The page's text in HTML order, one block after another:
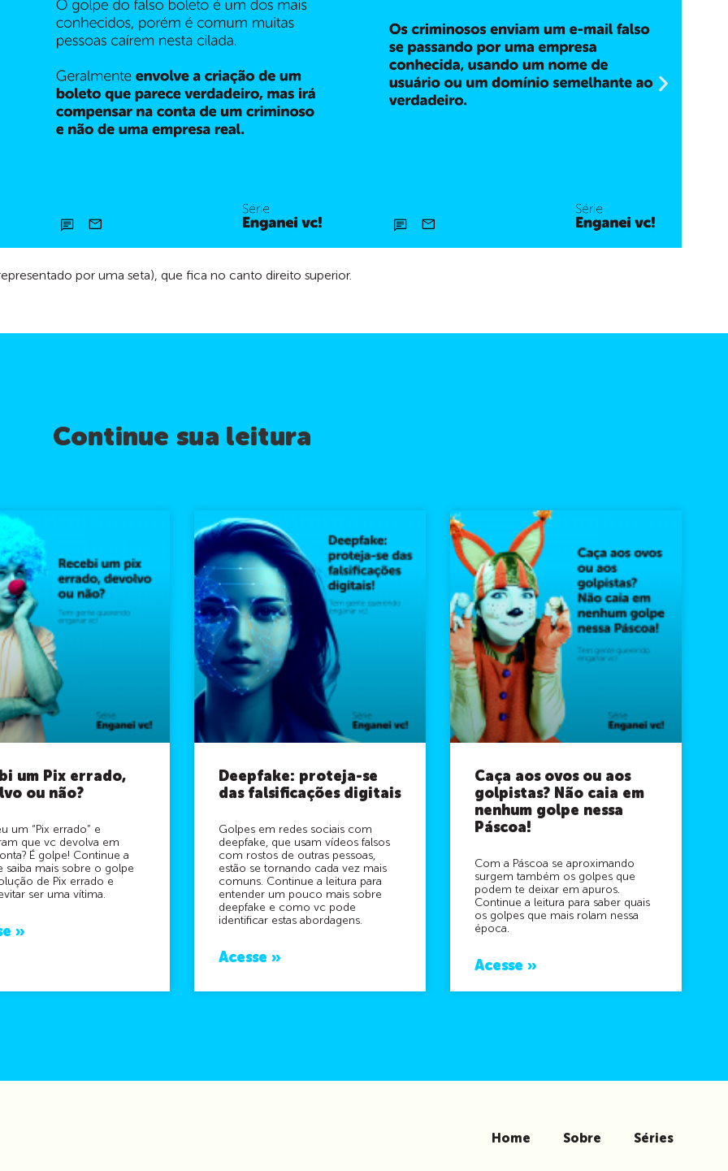
por uma seta), que fica no canto direito superior.
Continue sua leitura
um Pix errado,
ou não?
um “Pix errado” e
que vc devolva em
É golpe! Continue a
saiba mais sobre o golpe
de Pix errado e
ser uma vítima.
»
Deepfake: proteja-se
das falsificações digitais
Golpes em redes sociais com
deepfake, que usam vídeos falsos
com rostos de outras pessoas,
estão se tornando cada vez mais
comuns. Continue a leitura para
entender um pouco mais sobre
deepfake e como vc pode
identificar estas abordagens.
Acesse »
Caça aos ovos ou aos
golpistas? Não caia em
nenhum golpe nessa
Páscoa!
Com a Páscoa se aproximando
surgem também os golpes que
podem te deixar em apuros.
Continue a leitura para saber quais
os golpes que mais rolam nessa
época.
Acesse »
Home Sobre Séries